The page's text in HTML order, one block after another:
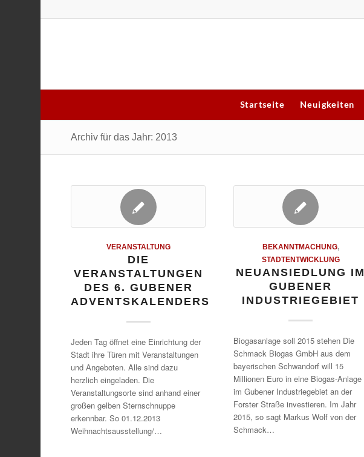
Startseite Neuigkeiten
Archiv für das Jahr: 2013
VERANSTALTUNG
DIE
VERANSTALTUNGEN
DES 6. GUBENER
ADVENTSKALENDERS
Jeden Tag öffnet eine Einrichtung der
Stadt ihre Türen mit Veranstaltungen
und Angeboten. Alle sind dazu
herzlich eingeladen. Die
Veranstaltungsorte sind anhand einer
großen gelben Sternschnuppe
erkennbar. So 01.12.2013
Weihnachtsausstellung/…
BEKANNTMACHUNG,
STADTENTWICKLUNG
NEUANSIEDLUNG IM
GUBENER
INDUSTRIEGEBIET
Biogasanlage soll 2015 stehen Die
Schmack Biogas GmbH aus dem
bayerischen Schwandorf will 15
Millionen Euro in eine Biogas-Anlage
im Gubener Industriegebiet an der
Forster Straße investieren. Im Jahr
2015, so sagt Markus Wolf von der
Schmack…